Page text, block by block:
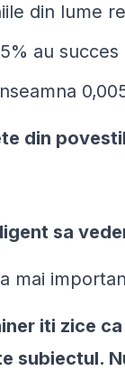
din lume
au
din
sa
mai
iti zice
subiectul.